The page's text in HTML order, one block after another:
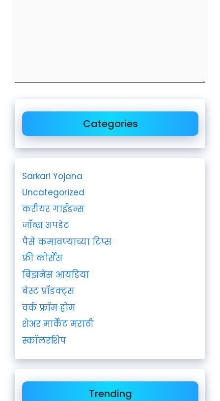
Categories
Sarkari Yojana
Uncategorized
करीयर गाईडन्स
जॉब्स अपडेट
पैसे कमावण्याच्या टिप्स
फ्री कोर्सेस
बिझनेस आयडिया
बेस्ट प्रॉडक्ट्स
वर्क फ्रॉम होम
शेअर मार्केट मराठी
स्कॉलरशिप
Trending